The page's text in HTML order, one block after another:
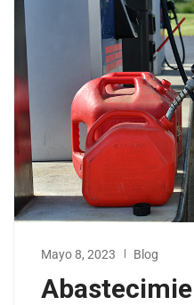
Mayo 8, 2023 Blog